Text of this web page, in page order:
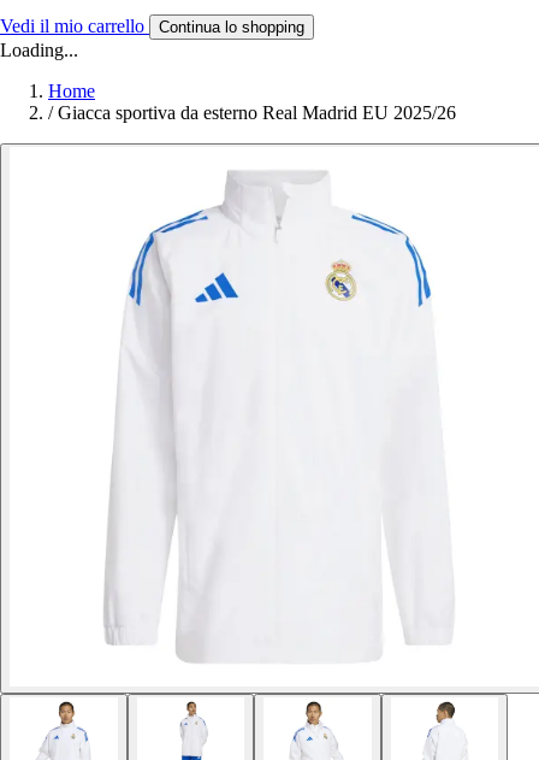
Vedi il mio carrello Continua lo shopping
Loading...
Home
/ Giacca sportiva da esterno Real Madrid EU 2025/26